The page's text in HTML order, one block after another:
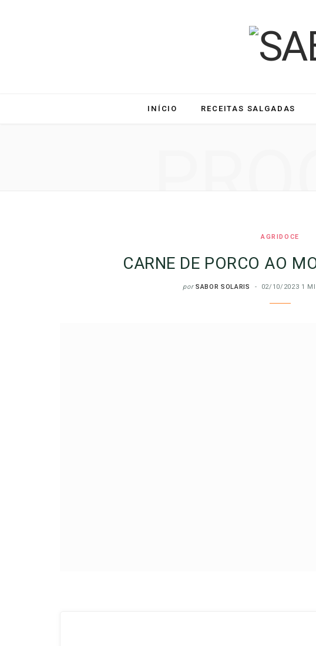
INÍCIO RECEITAS SALGADAS
AGRIDOCE
CARNE DE PORCO AO
por SABOR SOLARIS 02/10/2023 1